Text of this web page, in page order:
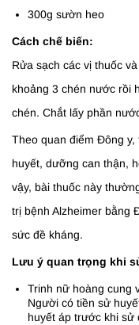
300g sườn heo
Cách chế biến:
Rửa sạch các vị thuốc
khoảng 3 chén nước rồi
chén. Chắt lấy phần
Theo quan điểm Đông
huyết, dưỡng can thận,
vậy, bài thuốc này
trị bệnh Alzheimer bằng
sức đề kháng.
Lưu ý quan trọng khi
Trinh nữ hoàng cung
Người có tiền sử
huyết áp trước khi sử